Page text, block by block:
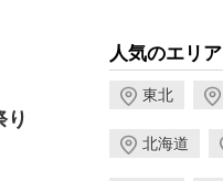
り
人気のエリア
東北
北海道